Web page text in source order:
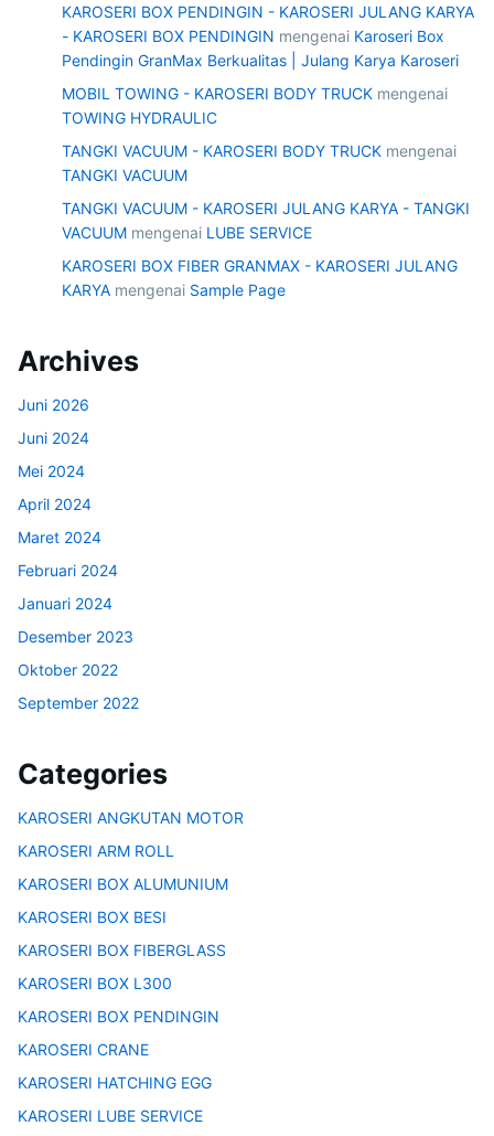
KAROSERI BOX PENDINGIN - KAROSERI JULANG KARYA
- KAROSERI BOX PENDINGIN mengenai Karoseri Box
Pendingin GranMax Berkualitas | Julang Karya Karoseri
MOBIL TOWING - KAROSERI BODY TRUCK mengenai
TOWING HYDRAULIC
TANGKI VACUUM - KAROSERI BODY TRUCK mengenai
TANGKI VACUUM
TANGKI VACUUM - KAROSERI JULANG KARYA - TANGKI
VACUUM mengenai LUBE SERVICE
KAROSERI BOX FIBER GRANMAX - KAROSERI JULANG
KARYA mengenai Sample Page
Archives
Juni 2026
Juni 2024
Mei 2024
April 2024
Maret 2024
Februari 2024
Januari 2024
Desember 2023
Oktober 2022
September 2022
Categories
KAROSERI ANGKUTAN MOTOR
KAROSERI ARM ROLL
KAROSERI BOX ALUMUNIUM
KAROSERI BOX BESI
KAROSERI BOX FIBERGLASS
KAROSERI BOX L300
KAROSERI BOX PENDINGIN
KAROSERI CRANE
KAROSERI HATCHING EGG
KAROSERI LUBE SERVICE